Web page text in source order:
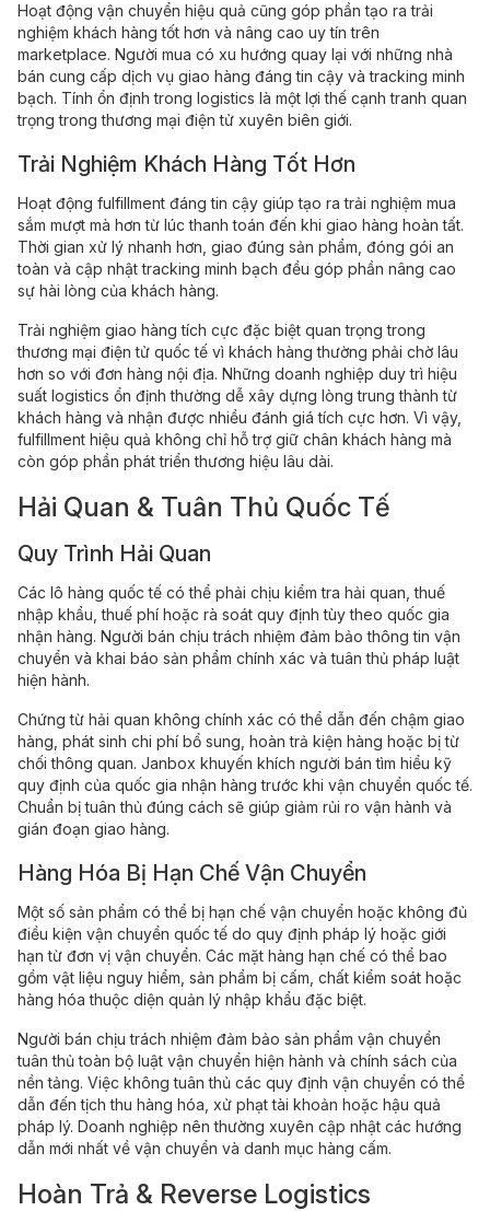
Hoạt động vận chuyển hiệu quả cũng góp phần tạo ra trải
nghiệm khách hàng tốt hơn và nâng cao uy tín trên
marketplace. Người mua có xu hướng quay lại với những nhà
bán cung cấp dịch vụ giao hàng đáng tin cậy và tracking minh
bạch. Tính ổn định trong logistics là một lợi thế cạnh tranh quan
trọng trong thương mại điện tử xuyên biên giới.
Trải Nghiệm Khách Hàng Tốt Hơn
Hoạt động fulfillment đáng tin cậy giúp tạo ra trải nghiệm mua
sắm mượt mà hơn từ lúc thanh toán đến khi giao hàng hoàn tất.
Thời gian xử lý nhanh hơn, giao đúng sản phẩm, đóng gói an
toàn và cập nhật tracking minh bạch đều góp phần nâng cao
sự hài lòng của khách hàng.
Trải nghiệm giao hàng tích cực đặc biệt quan trọng trong
thương mại điện tử quốc tế vì khách hàng thường phải chờ lâu
hơn so với đơn hàng nội địa. Những doanh nghiệp duy trì hiệu
suất logistics ổn định thường dễ xây dựng lòng trung thành từ
khách hàng và nhận được nhiều đánh giá tích cực hơn. Vì vậy,
fulfillment hiệu quả không chỉ hỗ trợ giữ chân khách hàng mà
còn góp phần phát triển thương hiệu lâu dài.
Hải Quan & Tuân Thủ Quốc Tế
Quy Trình Hải Quan
Các lô hàng quốc tế có thể phải chịu kiểm tra hải quan, thuế
nhập khẩu, thuế phí hoặc rà soát quy định tùy theo quốc gia
nhận hàng. Người bán chịu trách nhiệm đảm bảo thông tin vận
chuyển và khai báo sản phẩm chính xác và tuân thủ pháp luật
hiện hành.
Chứng từ hải quan không chính xác có thể dẫn đến chậm giao
hàng, phát sinh chi phí bổ sung, hoàn trả kiện hàng hoặc bị từ
chối thông quan. Janbox khuyến khích người bán tìm hiểu kỹ
quy định của quốc gia nhận hàng trước khi vận chuyển quốc tế.
Chuẩn bị tuân thủ đúng cách sẽ giúp giảm rủi ro vận hành và
gián đoạn giao hàng.
Hàng Hóa Bị Hạn Chế Vận Chuyển
Một số sản phẩm có thể bị hạn chế vận chuyển hoặc không đủ
điều kiện vận chuyển quốc tế do quy định pháp lý hoặc giới
hạn từ đơn vị vận chuyển. Các mặt hàng hạn chế có thể bao
gồm vật liệu nguy hiểm, sản phẩm bị cấm, chất kiểm soát hoặc
hàng hóa thuộc diện quản lý nhập khẩu đặc biệt.
Người bán chịu trách nhiệm đảm bảo sản phẩm vận chuyển
tuân thủ toàn bộ luật vận chuyển hiện hành và chính sách của
nền tảng. Việc không tuân thủ các quy định vận chuyển có thể
dẫn đến tịch thu hàng hóa, xử phạt tài khoản hoặc hậu quả
pháp lý. Doanh nghiệp nên thường xuyên cập nhật các hướng
dẫn mới nhất về vận chuyển và danh mục hàng cấm.
Hoàn Trả & Reverse Logistics